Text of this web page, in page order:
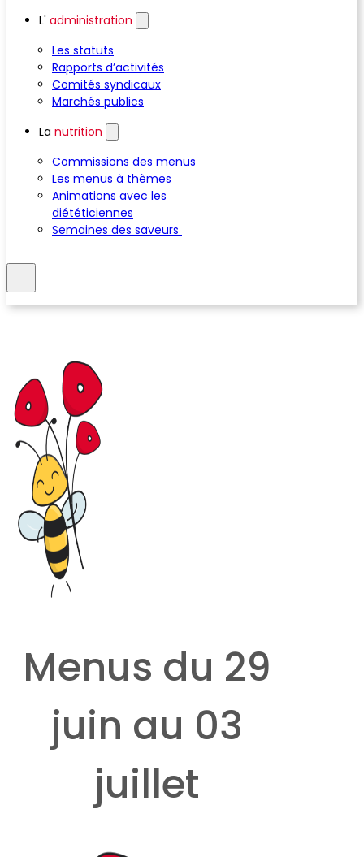
L' administration
Les statuts
Rapports d’activités
Comités syndicaux
Marchés publics
La nutrition
Commissions des menus
Les menus à thèmes
Animations avec les
diététiciennes
Semaines des saveurs
Menus du 29
juin au 03
juillet